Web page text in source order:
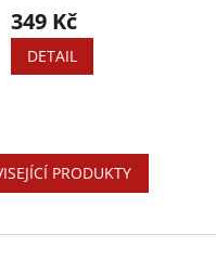
349 Kč
DETAIL
PRODUKTY